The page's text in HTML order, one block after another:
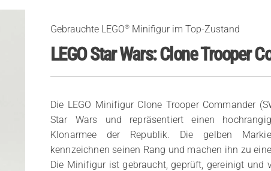
Gebrauchte LEGO® Minifigur im Top-Zustand
LEGO Star Wars: Clone Trooper
Die LEGO Minifigur Clone Trooper Commander
Star Wars und repräsentiert einen
Klonarmee der Republik. Die gelben
kennzeichnen seinen Rang und machen ihn zu
Die Minifigur ist gebraucht, geprüft, gereinigt und